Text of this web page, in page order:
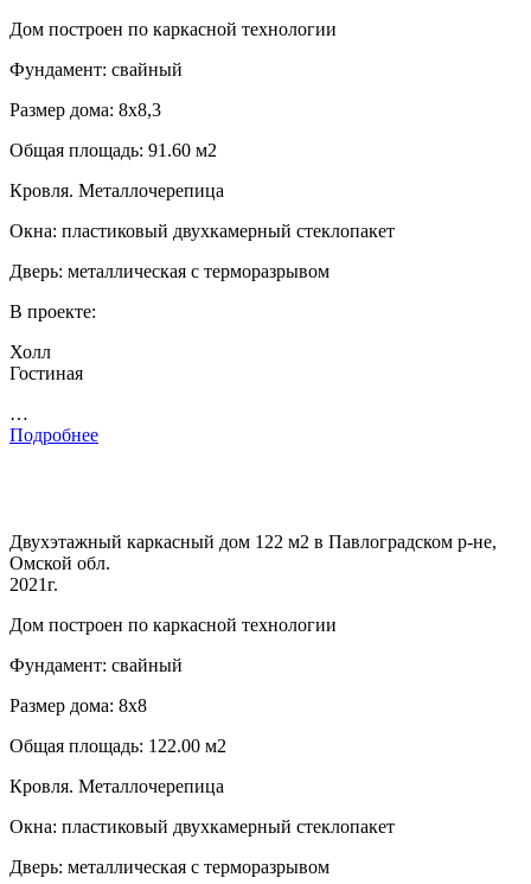
Дом построен по каркасной технологии
Фундамент: свайный
Размер дома: 8х8,3
Общая площадь: 91.60 м2
Кровля. Металлочерепица
Окна: пластиковый двухкамерный стеклопакет
Дверь: металлическая с терморазрывом
В проекте:
Холл
Гостиная
…
Подробнее
Двухэтажный каркасный дом 122 м2 в Павлоградском р-не,
Омской обл.
2021г.
Дом построен по каркасной технологии
Фундамент: свайный
Размер дома: 8х8
Общая площадь: 122.00 м2
Кровля. Металлочерепица
Окна: пластиковый двухкамерный стеклопакет
Дверь: металлическая с терморазрывом